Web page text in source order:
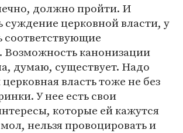
должно пройти. И
церковной власти, у
соответствующие
канонизации
думаю, существует. Надо
церковная власть тоже не без
У нее есть свои
которые ей кажутся
нельзя провоцировать и